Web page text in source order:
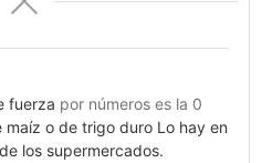
fuerza por números es la 0
o de trigo duro Lo hay en
los supermercados.